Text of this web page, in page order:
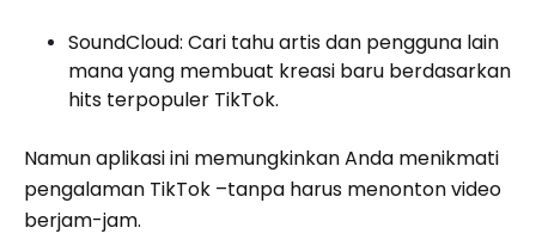
SoundCloud: Cari tahu artis dan pengguna lain
mana yang membuat kreasi baru berdasarkan
hits terpopuler TikTok.
Namun aplikasi ini memungkinkan Anda menikmati
pengalaman TikTok –tanpa harus menonton video
berjam-jam.